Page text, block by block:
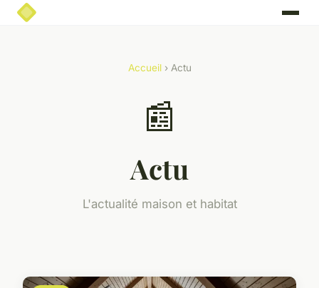
Accueil› Actu
📰
Actu
L'actualité maison et habitat